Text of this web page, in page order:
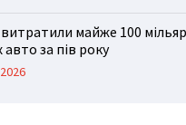
витратили майже 100
авто за пів року